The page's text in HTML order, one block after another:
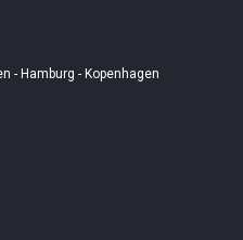
- Hamburg - Kopenhagen